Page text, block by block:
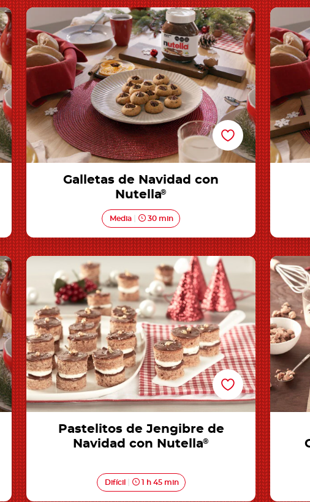
Galletas de Navidad con Nutella®
Galletas de Navidad con
Nutella®
Media 30 min
Pastelitos de Jengibre de Navidad con
Nutella®
Pastelitos de Jengibre de
Navidad con Nutella®
Difícil 1 h 45 min